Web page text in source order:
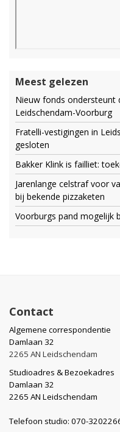
Meest gelezen
Nieuw fonds ondersteunt
Leidschendam-Voorburg
Fratelli-vestigingen in
gesloten
Bakker Klink is failliet:
Jarenlange celstraf voor
bij bekende pizzaketen
Voorburgs pand mogelijk
Contact
Algemene correspondentie
Damlaan 32
2265 AN Leidschendam
Studioadres & Bezoekadres
Damlaan 32
2265 AN Leidschendam
Telefoon studio: 070-